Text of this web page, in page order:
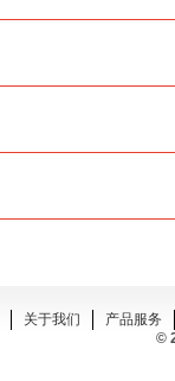
关于我们
产品服务
©